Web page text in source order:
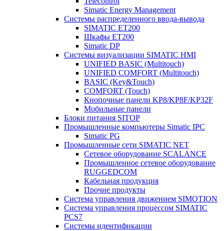
Simatic Energy Management
Системы распределенного ввода-вывода
SIMATIC ET200
Шкафы ET200
Simatic DP
Системы визуализации SIMATIC HMI
UNIFIED BASIC (Multitouch)
UNIFIED COMFORT (Multitouch)
BASIC (Key&Touch)
COMFORT (Touch)
Кнопочные панели KP8/KP8F/KP32F
Мобильные панели
Блоки питания SITOP
Промышленные компьютеры Simatic IPC
Simatic PG
Промышленные сети SIMATIC NET
Сетевое оборудование SCALANCE
Промышленное сетевое оборудование
RUGGEDCOM
Кабельная продукция
Прочие продукты
Система управления движением SIMOTION
Система управления процессом SIMATIC
PCS7
Системы идентификации